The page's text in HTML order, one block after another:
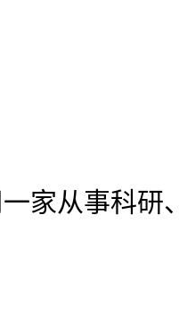
一家从事科研